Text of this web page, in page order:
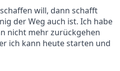
will, dann schafft
der Weg auch ist. Ich habe
nicht mehr zurückgehen
ich kann heute starten und